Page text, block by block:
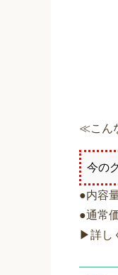
≪こん
今の
●内容
●通常
▶詳し